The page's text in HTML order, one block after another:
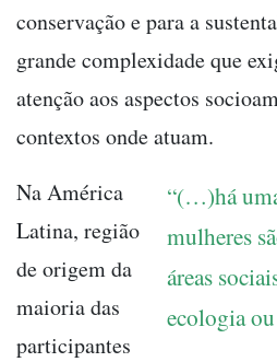
conservação e para a
grande complexidade que
atenção aos aspectos
contextos onde atuam.
“(…)há
mulheres
áreas
ecologia
Na América
Latina, região
de origem da
maioria das
participantes